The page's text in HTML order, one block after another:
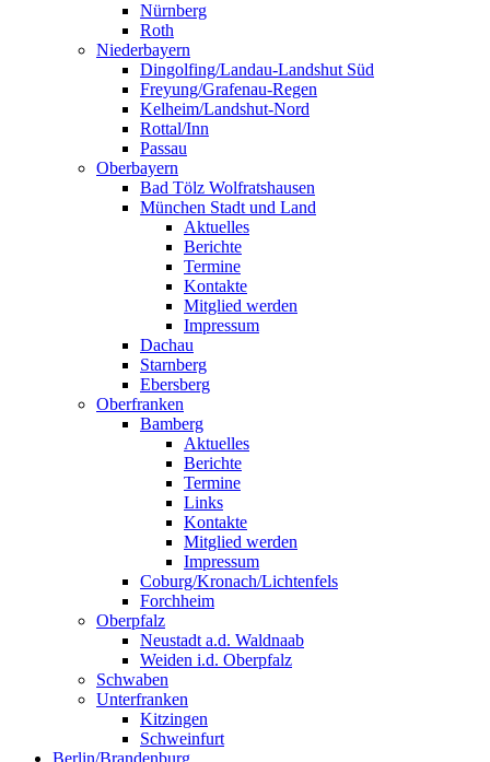
Nürnberg
Roth
Niederbayern
Dingolfing/Landau-Landshut Süd
Freyung/Grafenau-Regen
Kelheim/Landshut-Nord
Rottal/Inn
Passau
Oberbayern
Bad Tölz Wolfratshausen
München Stadt und Land
Aktuelles
Berichte
Termine
Kontakte
Mitglied werden
Impressum
Dachau
Starnberg
Ebersberg
Oberfranken
Bamberg
Aktuelles
Berichte
Termine
Links
Kontakte
Mitglied werden
Impressum
Coburg/Kronach/Lichtenfels
Forchheim
Oberpfalz
Neustadt a.d. Waldnaab
Weiden i.d. Oberpfalz
Schwaben
Unterfranken
Kitzingen
Schweinfurt
Berlin/Brandenburg